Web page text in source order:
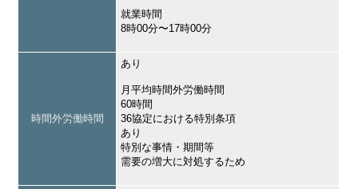
就業時間
8時00分〜17時00分
時間外労働時間
あり
月平均時間外労働時間
60時間
36協定における特別条項
あり
特別な事情・期間等
需要の増大に対処するため